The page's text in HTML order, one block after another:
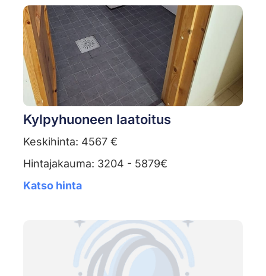
Kylpyhuoneen laatoitus
Keskihinta: 4567 €
Hintajakauma: 3204 - 5879€
Katso hinta